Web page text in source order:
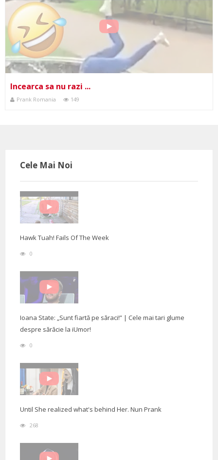
Incearca sa nu razi ...
Prank Romania 149
Cele Mai Noi
Hawk Tuah! Fails Of The Week
0
Ioana State: „Sunt fiartă pe săraci!” | Cele mai tari glume
despre sărăcie la iUmor!
0
Until She realized what's behind Her. Nun Prank
268